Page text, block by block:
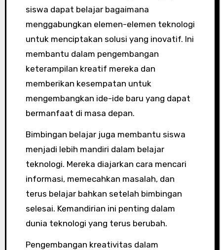
siswa dapat belajar bagaimana
menggabungkan elemen-elemen teknologi
untuk menciptakan solusi yang inovatif. Ini
membantu dalam pengembangan
keterampilan kreatif mereka dan
memberikan kesempatan untuk
mengembangkan ide-ide baru yang dapat
bermanfaat di masa depan.
Bimbingan belajar juga membantu siswa
menjadi lebih mandiri dalam belajar
teknologi. Mereka diajarkan cara mencari
informasi, memecahkan masalah, dan
terus belajar bahkan setelah bimbingan
selesai. Kemandirian ini penting dalam
dunia teknologi yang terus berubah.
Pengembangan kreativitas dalam